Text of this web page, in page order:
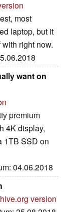
most
laptop, but it
right now.
want on
premium
4K display,
1TB SSD on
04.06.2018
version